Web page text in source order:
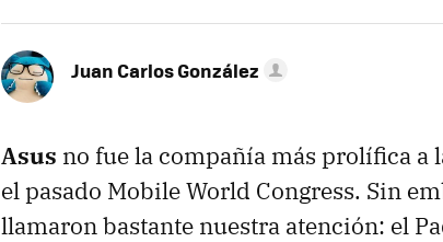
Juan Carlos González
Asus no fue la compañía más prolífica a
el pasado Mobile World Congress. Sin
llamaron bastante nuestra atención: el